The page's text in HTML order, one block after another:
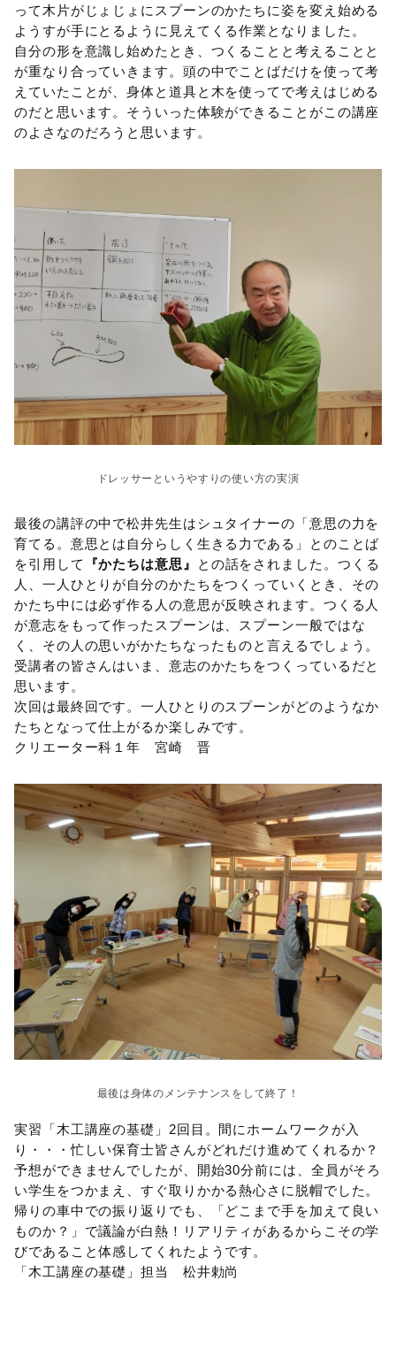
って木片がじょじょにスプーンのかたちに姿を変え始める
ようすが手にとるように見えてくる作業となりました。
自分の形を意識し始めたとき、つくることと考えることと
が重なり合っていきます。頭の中でことばだけを使って考
えていたことが、身体と道具と木を使ってで考えはじめる
のだと思います。そういった体験ができることがこの講座
のよさなのだろうと思います。
ドレッサーというやすりの使い方の実演
最後の講評の中で松井先生はシュタイナーの「意思の力を
育てる。意思とは自分らしく生きる力である」とのことば
を引用して
『かたちは意思』
との話をされました。つくる
人、一人ひとりが自分のかたちをつくっていくとき、その
かたち中には必ず作る人の意思が反映されます。つくる人
が意志をもって作ったスプーンは、スプーン一般ではな
く、その人の思いがかたちなったものと言えるでしょう。
受講者の皆さんはいま、意志のかたちをつくっているだと
思います。
次回は最終回です。一人ひとりのスプーンがどのようなか
たちとなって仕上がるか楽しみです。
クリエーター科１年 宮崎 晋
最後は身体のメンテナンスをして終了！
実習「木工講座の基礎」2回目。間にホームワークが入
り・・・忙しい保育士皆さんがどれだけ進めてくれるか？
予想ができませんでしたが、開始30分前には、全員がそろ
い学生をつかまえ、すぐ取りかかる熱心さに脱帽でした。
帰りの車中での振り返りでも、「どこまで手を加えて良い
ものか？」で議論が白熱！リアリティがあるからこその学
びであること体感してくれたようです。
「木工講座の基礎」担当 松井勅尚